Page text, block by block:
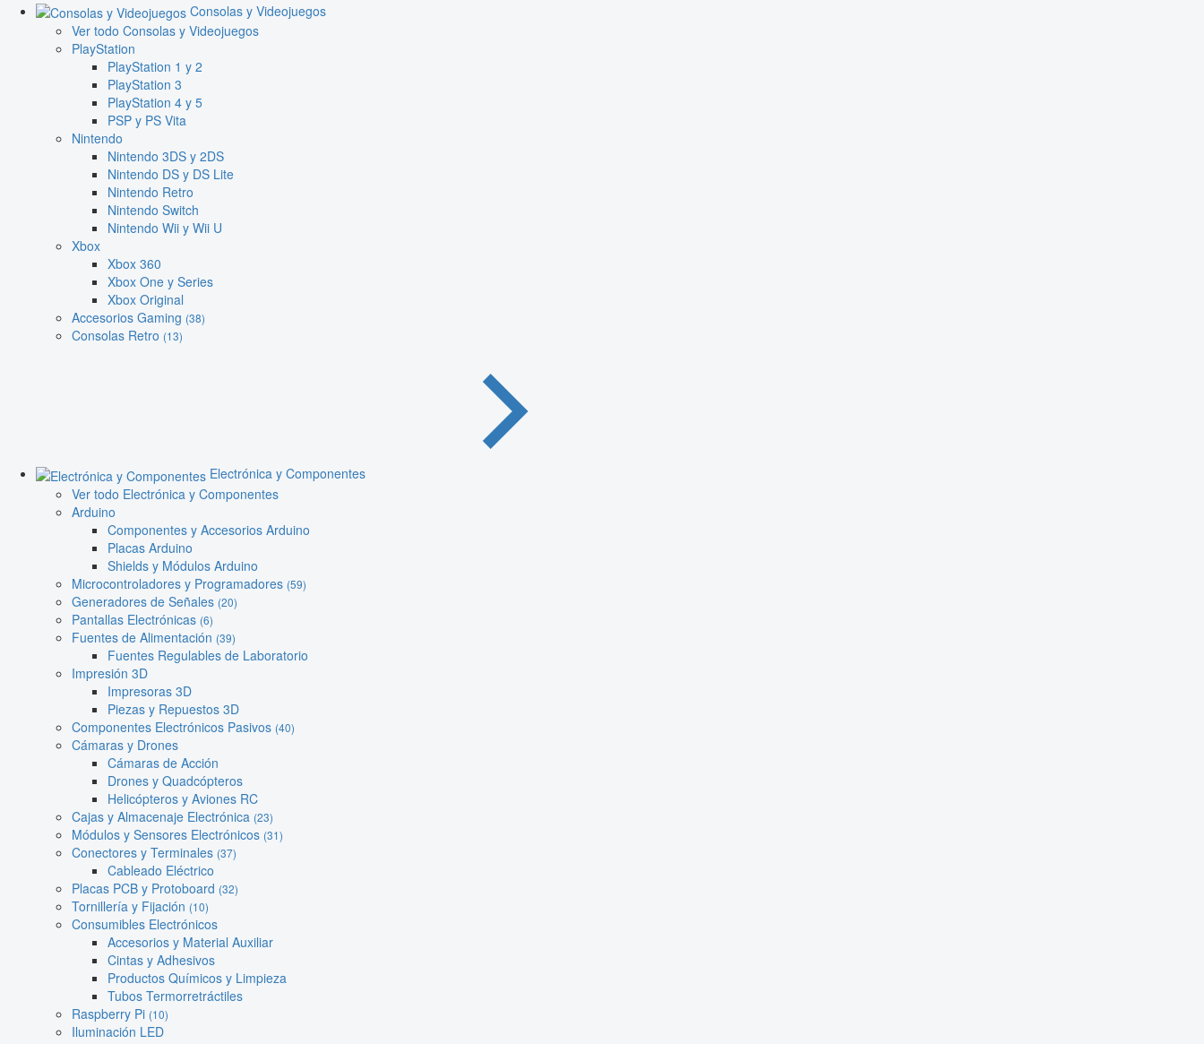
Consolas y Videojuegos
Ver todo Consolas y Videojuegos
PlayStation
PlayStation 1 y 2
PlayStation 3
PlayStation 4 y 5
PSP y PS Vita
Nintendo
Nintendo 3DS y 2DS
Nintendo DS y DS Lite
Nintendo Retro
Nintendo Switch
Nintendo Wii y Wii U
Xbox
Xbox 360
Xbox One y Series
Xbox Original
Accesorios Gaming (38)
Consolas Retro (13)
Electrónica y Componentes
Ver todo Electrónica y Componentes
Arduino
Componentes y Accesorios Arduino
Placas Arduino
Shields y Módulos Arduino
Microcontroladores y Programadores (59)
Generadores de Señales (20)
Pantallas Electrónicas (6)
Fuentes de Alimentación (39)
Fuentes Regulables de Laboratorio
Impresión 3D
Impresoras 3D
Piezas y Repuestos 3D
Componentes Electrónicos Pasivos (40)
Cámaras y Drones
Cámaras de Acción
Drones y Quadcópteros
Helicópteros y Aviones RC
Cajas y Almacenaje Electrónica (23)
Módulos y Sensores Electrónicos (31)
Conectores y Terminales (37)
Cableado Eléctrico
Placas PCB y Protoboard (32)
Tornillería y Fijación (10)
Consumibles Electrónicos
Accesorios y Material Auxiliar
Cintas y Adhesivos
Productos Químicos y Limpieza
Tubos Termorretráctiles
Raspberry Pi (10)
Iluminación LED